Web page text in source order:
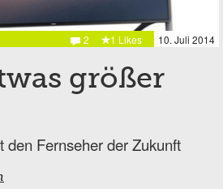
10. Juli 2014
1 Likes
2
größer
den Fernseher der Zukunft